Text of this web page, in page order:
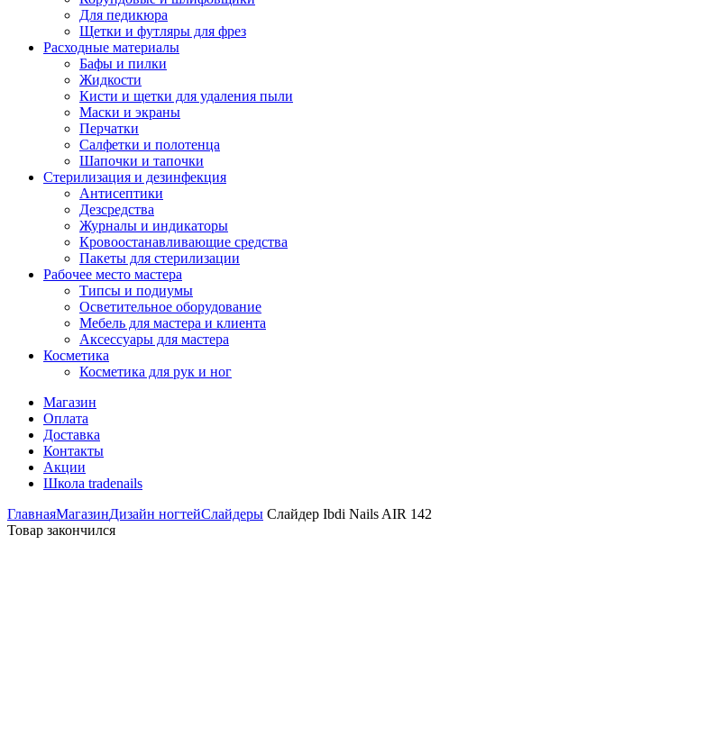
Для педикюра
Щетки и футляры для фрез
Расходные материалы
Бафы и пилки
Жидкости
Кисти и щетки для удаления пыли
Маски и экраны
Перчатки
Салфетки и полотенца
Шапочки и тапочки
Стерилизация и дезинфекция
Антисептики
Дезсредства
Журналы и индикаторы
Кровоостанавливающие средства
Пакеты для стерилизации
Рабочее место мастера
Типсы и подиумы
Осветительное оборудование
Мебель для мастера и клиента
Аксессуары для мастера
Косметика
Косметика для рук и ног
Магазин
Оплата
Доставка
Контакты
Акции
Школа tradenails
ГлавнаяМагазинДизайн ногтейСлайдеры Слайдер Ibdi Nails AIR 142
Товар закончился